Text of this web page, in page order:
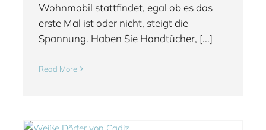
Wohnmobil stattfindet, egal ob es das
erste Mal ist oder nicht, steigt die
Spannung. Haben Sie Handtücher, [...]
Read More